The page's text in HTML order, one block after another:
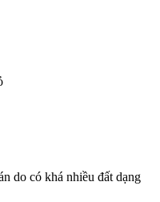
do có khá nhiều đất dạng